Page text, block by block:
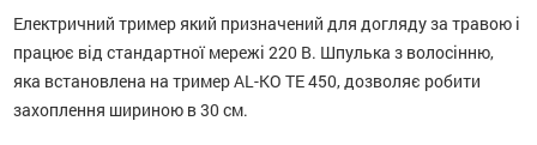
Електричний тример який призначений для догляду за травою і
працює від стандартної мережі 220 В. Шпулька з волосінню,
яка встановлена ​​на тример AL-KO TE 450, дозволяє робити
захоплення шириною в 30 см.